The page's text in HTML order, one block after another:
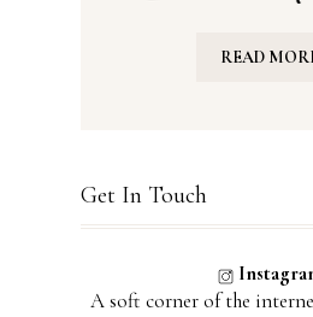
READ
Get In Touch
A soft corner of the